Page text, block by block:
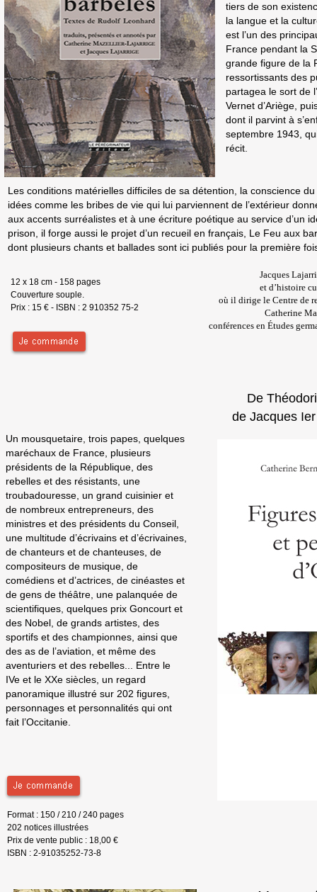
Format : 150 / 210 / 240 pages
202 notices illustrées
Prix de vente public : 18,00 €
ISBN : 2-91035252-73-8
Un mousquetaire, trois papes, quelques
maréchaux de France, plusieurs
présidents de la République, des
rebelles et des résistants, une
troubadouresse, un grand cuisinier et
de nombreux entrepreneurs, des
ministres et des présidents du Conseil,
une multitude d’écrivains et d’écrivaines,
de chanteurs et de chanteuses, de
compositeurs de musique, de
comédiens et d’actrices, de cinéastes et
de gens de théâtre, une palanquée de
scientifiques, quelques prix Goncourt et
des Nobel, de grands artistes, des
sportifs et des championnes, ainsi que
des as de l’aviation, et même des
aventuriers et des rebelles... Entre le
IVe et le XXe siècles, un regard
panoramique illustré sur 202 figures,
personnages et personnalités qui ont
fait l’Occitanie.
De
de Jacques
tiers de son
la langue et la
est l’un des
France pendant la
grande figure de la
ressortissants des
partagea le sort de
Vernet d’Ariège,
dont il parvint à
septembre 1943,
récit.
Les conditions matérielles difficiles de sa détention, la conscience
idées comme les bribes de vie qui lui parviennent de l’extérieur
aux accents surréalistes et à une écriture poétique au service d’un
prison, il forge aussi le projet d’un recueil en français, Le Feu aux
dont plusieurs chants et ballades sont ici publiés pour la première
12 x 18 cm - 158 pages
Couverture souple.
Prix : 15 € - ISBN : 2 910352 75-2
Jacques
et d’histoire
où il dirige le Centre de
Catherine
conférences en Études